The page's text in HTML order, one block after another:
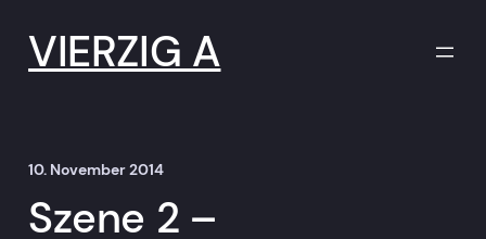
Inhalt
springenVIERZIG A
10. November 2014
Szene 2 –